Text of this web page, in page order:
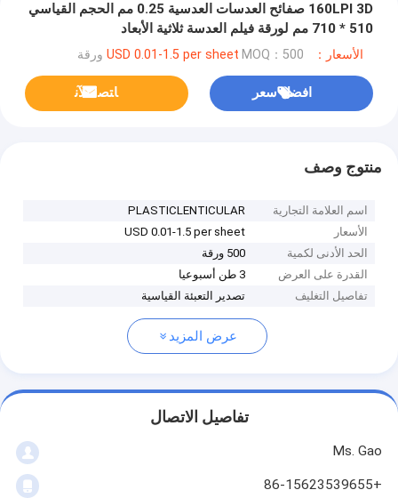
160LPI 3D صفائح العدسات العدسية 0.25 مم الحجم القياسي
510 * 710 مم لورقة فيلم العدسة ثلاثية الأبعاد
الأسعار：USD 0.01-1.5 per sheet MOQ：500 ورقة
افضل سعر ﺎﺘﺼﻟ ﺍﻶﻧ
منتوج وصف
اسم العلامة التجارية
PLASTICLENTICULAR
الأسعار
USD 0.01-1.5 per sheet
الحد الأدنى لكمية
500 ورقة
القدرة على العرض
3 طن أسبوعيا
تفاصيل التغليف
تصدير التعبئة القياسية
عرض المزيد
تفاصيل الاتصال
Ms. Gao
+86-15623539655